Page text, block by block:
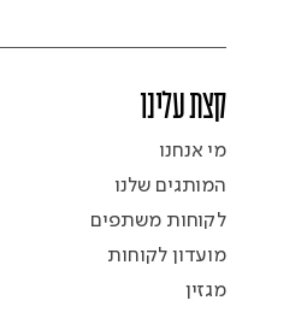
קצת עלינו
מי אנחנו
המותגים שלנו
לקוחות משתפים
מועדון לקוחות
מגזין